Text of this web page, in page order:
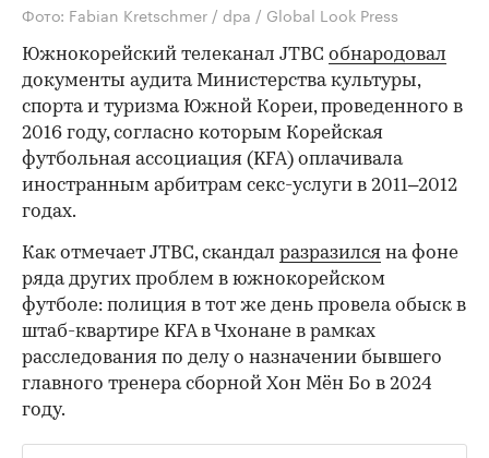
Фото: Fabian Kretschmer / dpa / Global Look Press
Южнокорейский телеканал JTBC обнародовал
документы аудита Министерства культуры,
спорта и туризма Южной Кореи, проведенного в
2016 году, согласно которым Корейская
футбольная ассоциация (KFA) оплачивала
иностранным арбитрам секс-услуги в 2011–2012
годах.
Как отмечает JTBC, скандал разразился на фоне
ряда других проблем в южнокорейском
футболе: полиция в тот же день провела обыск в
штаб-квартире KFA в Чхонане в рамках
расследования по делу о назначении бывшего
главного тренера сборной Хон Мён Бо в 2024
году.